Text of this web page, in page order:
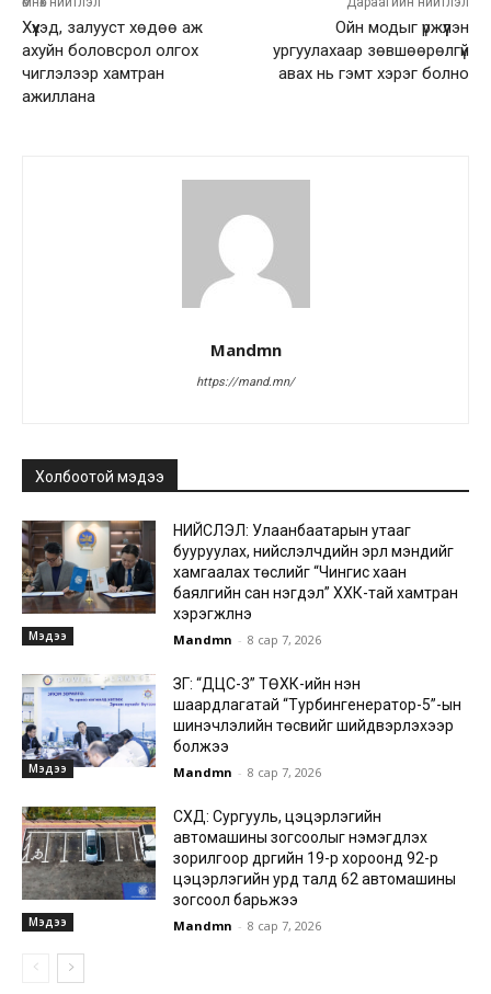
Хүүхэд, залууст хөдөө аж
ахуйн боловсрол олгох
чиглэлээр хамтран
ажиллана
Ойн модыг үржүүлэн
ургуулахаар зөвшөөрөлгүй
авах нь гэмт хэрэг болно
Mandmn
https://mand.mn/
Холбоотой мэдээ
Мэдээ
НИЙСЛЭЛ: Улаанбаатарын утааг
бууруулах, нийслэлчүүдийн эрүүл мэндийг
хамгаалах төслийг “Чингис хаан
баялгийн сан нэгдэл” ХХК-тай хамтран
хэрэгжүүлнэ
Mandmn - 8 сар 7, 2026
Мэдээ
ЗГ: “ДЦС-3” ТӨХК-ийн нэн
шаардлагатай “Турбингенератор-5”-ын
шинэчлэлийн төсвийг шийдвэрлэхээр
болжээ
Mandmn - 8 сар 7, 2026
Мэдээ
СХД: Сургууль, цэцэрлэгийн
автомашины зогсоолыг нэмэгдүүлэх
зорилгоор дүүргийн 19-р хороонд 92-р
цэцэрлэгийн урд талд 62 автомашины
зогсоол барьжээ
Mandmn - 8 сар 7, 2026